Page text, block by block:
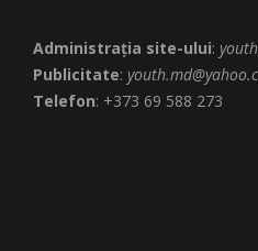
Administrația site-ului:
Publicitate:
Telefon: +373 69 588 273